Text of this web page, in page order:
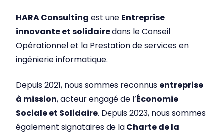
HARA Consulting est une Entreprise
innovante et solidairedans le Conseil
Opérationnel et la Prestation de services en
ingénierie informatique.
Depuis 2021, nous sommes reconnus entreprise
à mission, acteur engagé de l’Économie
Sociale et Solidaire. Depuis 2023, nous sommes
également signataires de laCharte de la